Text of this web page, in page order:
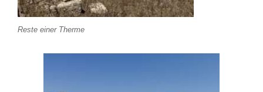
Reste einer Therme